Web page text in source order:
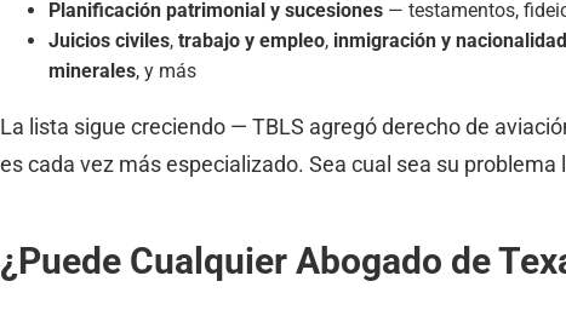
Planificación patrimonial y sucesiones — testamentos,
Juicios civiles, trabajo y empleo, inmigración y nacionalidad
minerales, y más
La lista sigue creciendo — TBLS agregó derecho de
es cada vez más especializado. Sea cual sea su
¿Puede Cualquier Abogado de